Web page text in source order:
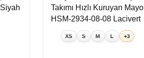
Takımı Hızlı Kuruyan Mayo
HSM-2934-08-08 Lacivert
XS S M L +3